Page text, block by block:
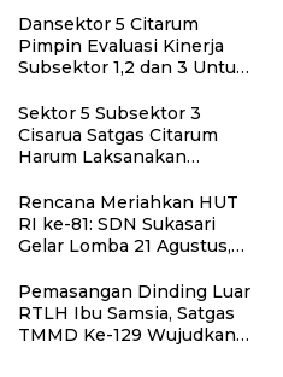
Bawa Bukti 14 Situs Cagar
Budaya dan Risiko Gempa
Sesar Baribis
Dansektor 5 Citarum
Pimpin Evaluasi Kinerja
Subsektor 1,2 dan 3 Untuk
Program Pemulihan
Lingkungan
Sektor 5 Subsektor 3
Cisarua Satgas Citarum
Harum Laksanakan
Lahan Pascalongsor dan
Perkuat Edukasi
Kepedulian Lingkungan
Rencana Meriahkan HUT
RI ke-81: SDN Sukasari
Gelar Lomba 21 Agustus,
Sepekarpun
Pemasangan Dinding Luar
RTLH Ibu Samsia, Satgas
TMMD Ke-129 Wujudkan